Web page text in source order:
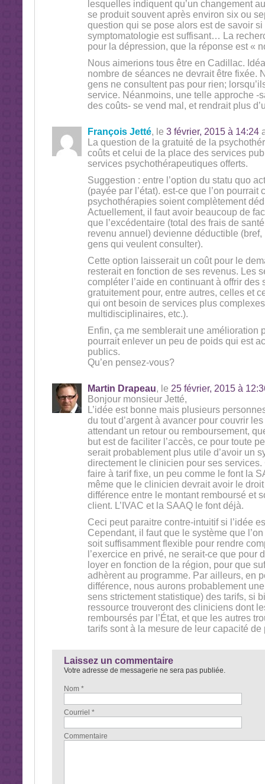
lesquelles indiquent qu’un changement
se produit souvent après environ six ou
question qui se pose alors est de savoir
symptomatologie est suffisant… La
pour la dépression, que la réponse est «
Nous aimerions tous être en Cadillac.
nombre de séances ne devrait être fixée.
gens ne consultent pas pour rien;
service. Néanmoins, une telle approche -
des coûts- se vend mal, et rendrait plus
François Jetté, le 3 février, 2015 à 14:24
La question de la gratuité de la
coûts et celui de la place des services
services psychothérapeutiques offerts.
Suggestion : entre l’option du statu quo
(payée par l’état). est-ce que l’on
psychothérapies soient complètement
Actuellement, il faut avoir beaucoup de
que l’excédentaire (total des frais de
revenu annuel) devienne déductible
gens qui veulent consulter).
Cette option laisserait un coût pour le
resterait en fonction de ses revenus. Les
compléter l’aide en continuant à offrir des
gratuitement pour, entre autres, celles et
qui ont besoin de services plus
multidisciplinaires, etc.).
Enfin, ça me semblerait une amélioration
pourrait enlever un peu de poids qui est
publics.
Qu’en pensez-vous?
Martin Drapeau, le 25 février, 2015 à
Bonjour monsieur Jetté,
L’idée est bonne mais plusieurs
du tout d’argent à avancer pour couvrir
attendant un retour ou remboursement,
but est de faciliter l’accès, ce pour toute
serait probablement plus utile d’avoir un
directement le clinicien pour ses
faire à tarif fixe, un peu comme le font la
même que le clinicien devrait avoir le
différence entre le montant remboursé et
client. L’IVAC et la SAAQ le font déjà.
Ceci peut paraitre contre-intuitif si l’idée
Cependant, il faut que le système que
soit suffisamment flexible pour rendre
l’exercice en privé, ne serait-ce que pour
loyer en fonction de la région, pour que
adhèrent au programme. Par ailleurs, en
différence, nous aurons probablement
sens strictement statistique) des tarifs, si
ressource trouveront des cliniciens dont
remboursés par l’État, et que les autres
tarifs sont à la mesure de leur capacité de
Laissez un commentaire
Votre adresse de messagerie ne sera pas publiée.
Nom *
Courriel *
Commentaire